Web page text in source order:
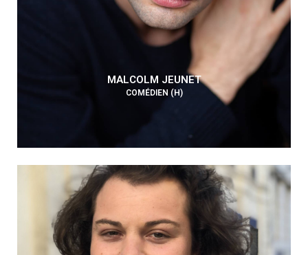
MALCOLM JEUNET
COMÉDIEN (H)